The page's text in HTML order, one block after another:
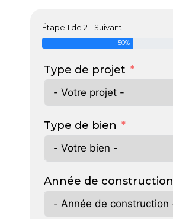
Étape 1 de 2 - Suivant
50%
Type de projet
Type de bien
Année de construction